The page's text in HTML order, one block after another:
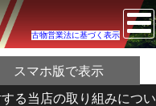
古物営業法に基づく表示
スマホ版で表示
る当店の取り組みについ